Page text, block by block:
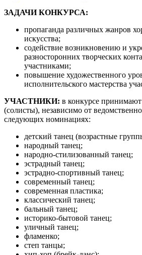
ЗАДАЧИ КОНКУРСА:
пропаганда различных жанров
искусства;
содействие возникновению и
разносторонних творческих
участниками;
повышение художественного
исполнительского мастерства
УЧАСТНИКИ: в конкурсе
(солисты), независимо от
следующих номинациях:
детский танец (возрастные
народный танец;
народно-стилизованный танец;
эстрадный танец;
эстрадно-спортивный танец;
современный танец;
современная пластика;
классический танец;
бальный танец;
историко-бытовой танец;
уличный танец;
фламенко;
степ танцы;